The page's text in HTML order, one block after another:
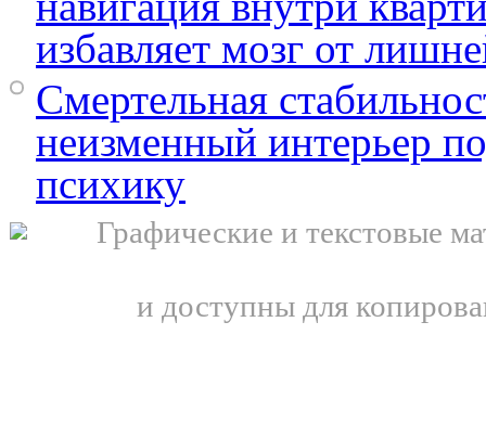
избавляет мозг от
Смертельная
неизменный интерьер
психику
Графические и текстовые
и доступны для